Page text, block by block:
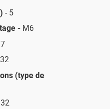
- 5
- M6
32
(type de